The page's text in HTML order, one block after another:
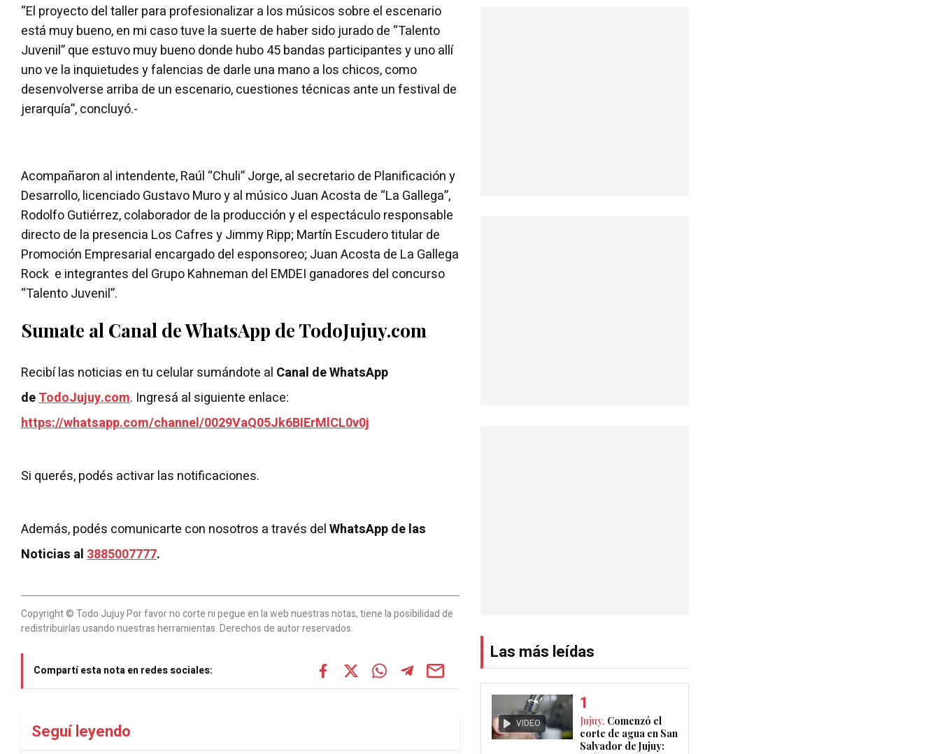
“El proyecto del taller para profesionalizar a los músicos sobre el escenario
está muy bueno, en mi caso tuve la suerte de haber sido jurado de “Talento
Juvenil” que estuvo muy bueno donde hubo 45 bandas participantes y uno allí
uno ve la inquietudes y falencias de darle una mano a los chicos, como
desenvolverse arriba de un escenario, cuestiones técnicas ante un festival de
jerarquía”, concluyó.-
Acompañaron al intendente, Raúl “Chuli” Jorge, al secretario de Planificación y
Desarrollo, licenciado Gustavo Muro y al músico Juan Acosta de “La Gallega”,
Rodolfo Gutiérrez, colaborador de la producción y el espectáculo responsable
directo de la presencia Los Cafres y Jimmy Ripp; Martín Escudero titular de
Promoción Empresarial encargado del esponsoreo; Juan Acosta de La Gallega
Rock e integrantes del Grupo Kahneman del EMDEI ganadores del concurso
“Talento Juvenil”.
Sumate al Canal de WhatsApp de TodoJujuy.com
Recibí las noticias en tu celular sumándote al Canal de WhatsApp
deTodoJujuy.com. Ingresá al siguiente enlace:
https://whatsapp.com/channel/0029VaQ05Jk6BIErMlCL0v0j
Si querés, podés activar las notificaciones.
Además, podés comunicarte con nosotros a través delWhatsApp de las
Noticias al3885007777.
Copyright © Todo Jujuy Por favor no corte ni pegue en la web nuestras notas, tiene la posibilidad de
redistribuirlas usando nuestras herramientas. Derechos de autor reservados.
Compartí esta nota en redes sociales:
Seguí leyendo
Las más leídas
VIDEO Jujuy. Comenzó el
corte de agua en San
Salvador de Jujuy: